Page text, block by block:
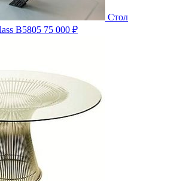
Стол
B5805 75 000 ₽